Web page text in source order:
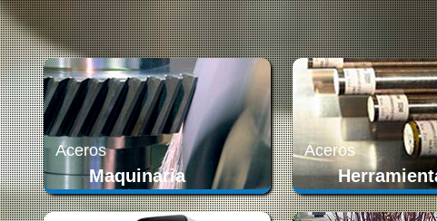
Aceros
Maquinaria
Aceros